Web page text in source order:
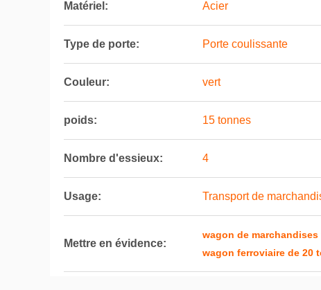
Matériel: Acier
Type de porte: Porte coulissante
Couleur: vert
poids: 15 tonnes
Nombre d'essieux: 4
Usage: Transport de
Mettre en évidence:
wagon de
wagon ferroviaire de 20